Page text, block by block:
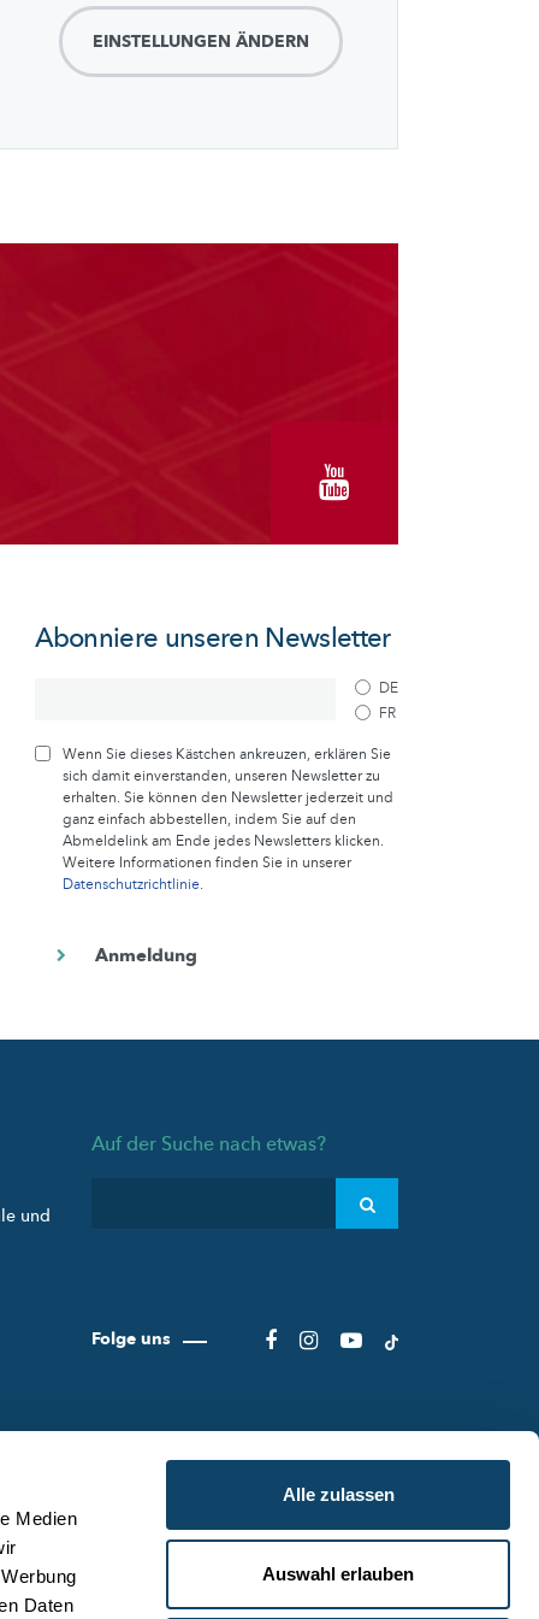
Medien
Daten
Alle zulassen
Auswahl erlauben
EINSTELLUNGEN ÄNDERN
Abonniere unseren Newsletter
DE
FR
Wenn Sie dieses Kästchen ankreuzen, erklären Sie
sich damit einverstanden, unseren Newsletter zu
erhalten. Sie können den Newsletter jederzeit und
ganz einfach abbestellen, indem Sie auf den
Abmeldelink am Ende jedes Newsletters klicken.
Weitere Informationen finden Sie in unserer
Datenschutzrichtlinie.
und
Auf der Suche nach etwas?
Folge uns
SCIENCE.LU
NUTZUNGSBEDINGUNGEN